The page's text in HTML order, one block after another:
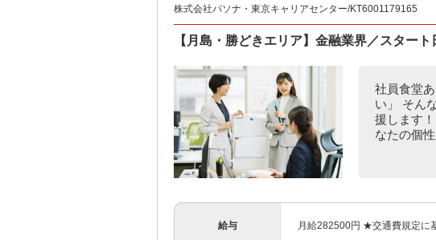
株式会社パソナ・東京キャリアセンター/KT6001179165
【月島・勝どきエリア】金融業界／スター
社員食堂
い」 そん
援します
なたの個
給与 月給282500円 ★交通費規定に